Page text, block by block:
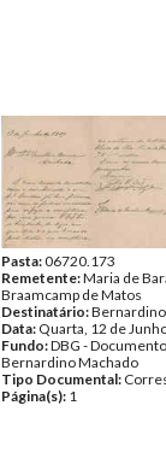
Pasta:06720.173
Remetente:Maria de
Braamcamp de Matos
Destinatário:
Data: Quarta, 12 de
Fundo:DBG -
Bernardino Machado
Tipo Documental:
Página(s): 1